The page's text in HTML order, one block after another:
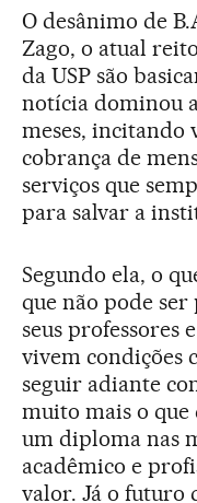
O desânimo de
Zago, o atual
da USP são
notícia dominou
meses, incitando
cobrança de
serviços que
para salvar a
Segundo ela, o
que não pode
seus professores
vivem condições
seguir adiante
muito mais o que
um diploma nas
acadêmico e
valor. Já o futuro